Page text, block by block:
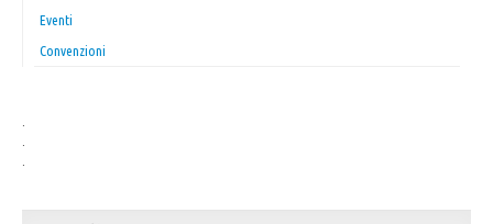
Eventi
Convenzioni